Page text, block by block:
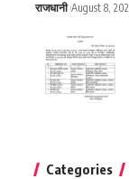
राजधानी August 8,
Categories